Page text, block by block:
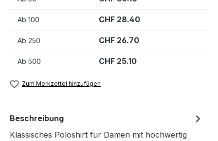
Ab 100 CHF 28.40
Ab 250 CHF 26.70
Ab 500 CHF 25.10
Zum Merkzettel hinzufügen
Beschreibung
Klassisches Poloshirt für Damen mit hochwertig